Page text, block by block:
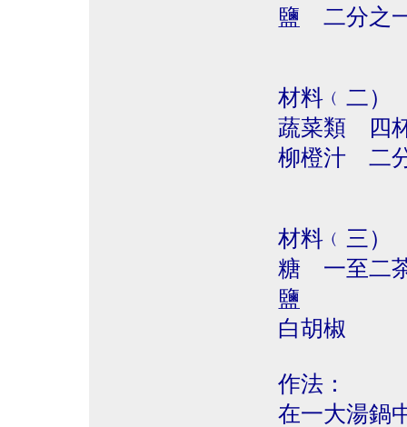
鹽 二分之
材料﹙二）
蔬菜類 四
柳橙汁 二
材料﹙三）
糖 一至二
鹽
白胡椒
作法：
在一大湯鍋